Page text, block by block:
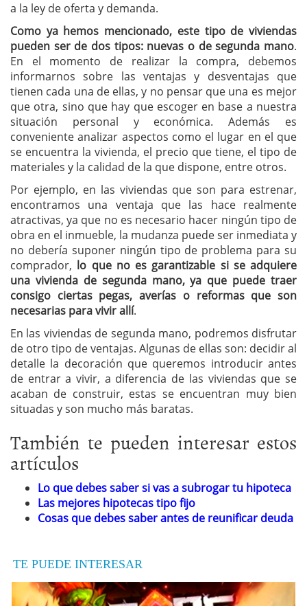
a la ley de oferta y demanda.
Como ya hemos mencionado, este tipo de viviendas
pueden ser de dos tipos: nuevas o de segunda mano.
En el momento de realizar la compra, debemos
informarnos sobre las ventajas y desventajas que
tienen cada una de ellas, y no pensar que una es mejor
que otra, sino que hay que escoger en base a nuestra
situación personal y económica. Además es
conveniente analizar aspectos como el lugar en el que
se encuentra la vivienda, el precio que tiene, el tipo de
materiales y la calidad de la que dispone, entre otros.
Por ejemplo, en las viviendas que son para estrenar,
encontramos una ventaja que las hace realmente
atractivas, ya que no es necesario hacer ningún tipo de
obra en el inmueble, la mudanza puede ser inmediata y
no debería suponer ningún tipo de problema para su
comprador, lo que no es garantizable si se adquiere
una vivienda de segunda mano, ya que puede traer
consigo ciertas pegas, averías o reformas que son
necesarias para vivir allí.
En las viviendas de segunda mano, podremos disfrutar
de otro tipo de ventajas. Algunas de ellas son: decidir al
detalle la decoración que queremos introducir antes
de entrar a vivir, a diferencia de las viviendas que se
acaban de construir, estas se encuentran muy bien
situadas y son mucho más baratas.
También te pueden interesar estos
artículos
Lo que debes saber si vas a subrogar tu hipoteca
Las mejores hipotecas tipo fijo
Cosas que debes saber antes de reunificar deuda
TE PUEDE INTERESAR